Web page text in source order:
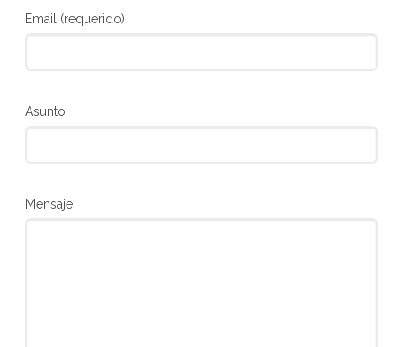
Email (requerido)
Asunto
Mensaje